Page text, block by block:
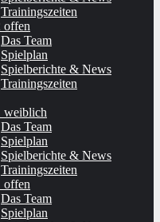
Trainingszeiten
offen
Das Team
Spielplan
Spielberichte & News
Trainingszeiten
weiblich
Das Team
Spielplan
Spielberichte & News
Trainingszeiten
offen
Das Team
Spielplan